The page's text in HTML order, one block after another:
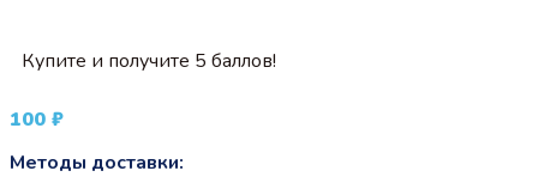
Купите и получите 5 баллов!
100 ₽
Методы доставки: